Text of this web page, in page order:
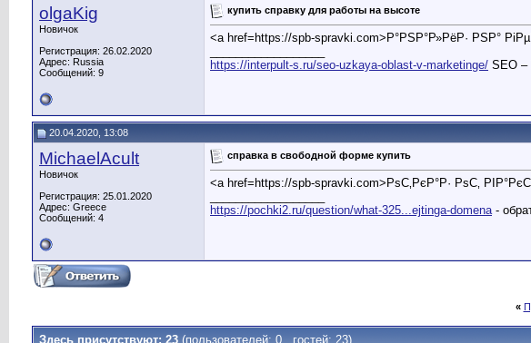
olgaKig
Новичок
Регистрация: 26.02.2020
Адрес: Russia
Сообщений: 9
купить справку для работы на высоте
<a href=https://spb-spravki.com>Р°РЅР°Р»РёР· РЅР°
https://interpult-s.ru/seo-uzkaya-oblast-v-marketinge/ SEO –
20.04.2020, 13:08
MichaelAcult
Новичок
Регистрация: 25.01.2020
Адрес: Greece
Сообщений: 4
справка в свободной форме купить
<a href=https://spb-spravki.com>РѕС‚РєР°Р· РѕС‚
https://pochki2.ru/question/what-325...ejtinga-domena-
«
Здесь присутствуют: 23 (пользователей: 0 , гостей: 23)